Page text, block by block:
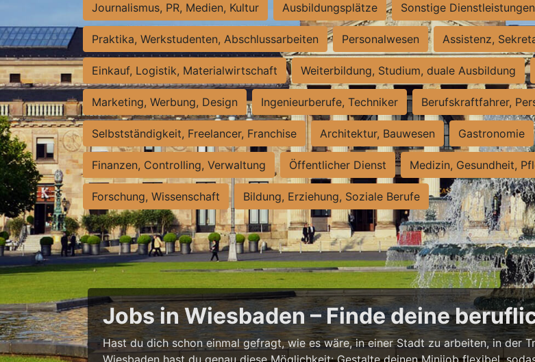
Journalismus, PR, Medien, Kultur Ausbildungsplätze Sonstige Dienstleistungen
Praktika, Werkstudenten, Abschlussarbeiten Personalwesen Assistenz,
Einkauf, Logistik, Materialwirtschaft Weiterbildung, Studium, duale Ausbildung
Marketing, Werbung, Design Ingenieurberufe, Techniker Berufskraftfahrer,
Selbstständigkeit, Freelancer, Franchise Architektur, Bauwesen Gastronomie
Finanzen, Controlling, Verwaltung Öffentlicher Dienst Medizin, Gesundheit,
Forschung, Wissenschaft Bildung, Erziehung, Soziale Berufe
Jobs in Wiesbaden – Finde deine
Hast du dich schon einmal gefragt, wie es wäre, in einer Stadt zu arbeiten, in der